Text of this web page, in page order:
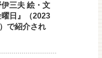
伊三夫 絵・文
日』（2023
で紹介され